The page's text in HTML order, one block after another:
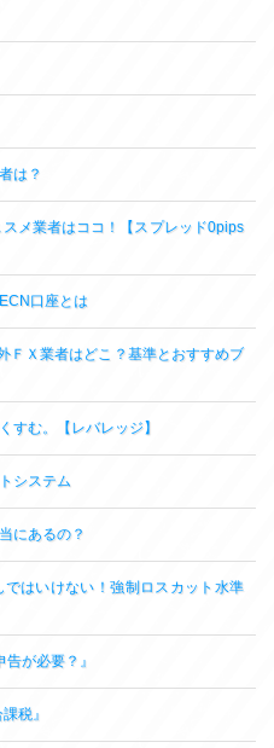
は？
メ業者はココ！【スプレッド0pips
口座とは
ＦＸ業者はどこ？基準とおすすめブ
すむ。【レバレッジ】
システム
にあるの？
はいけない！強制ロスカット水準
が必要？』
税』